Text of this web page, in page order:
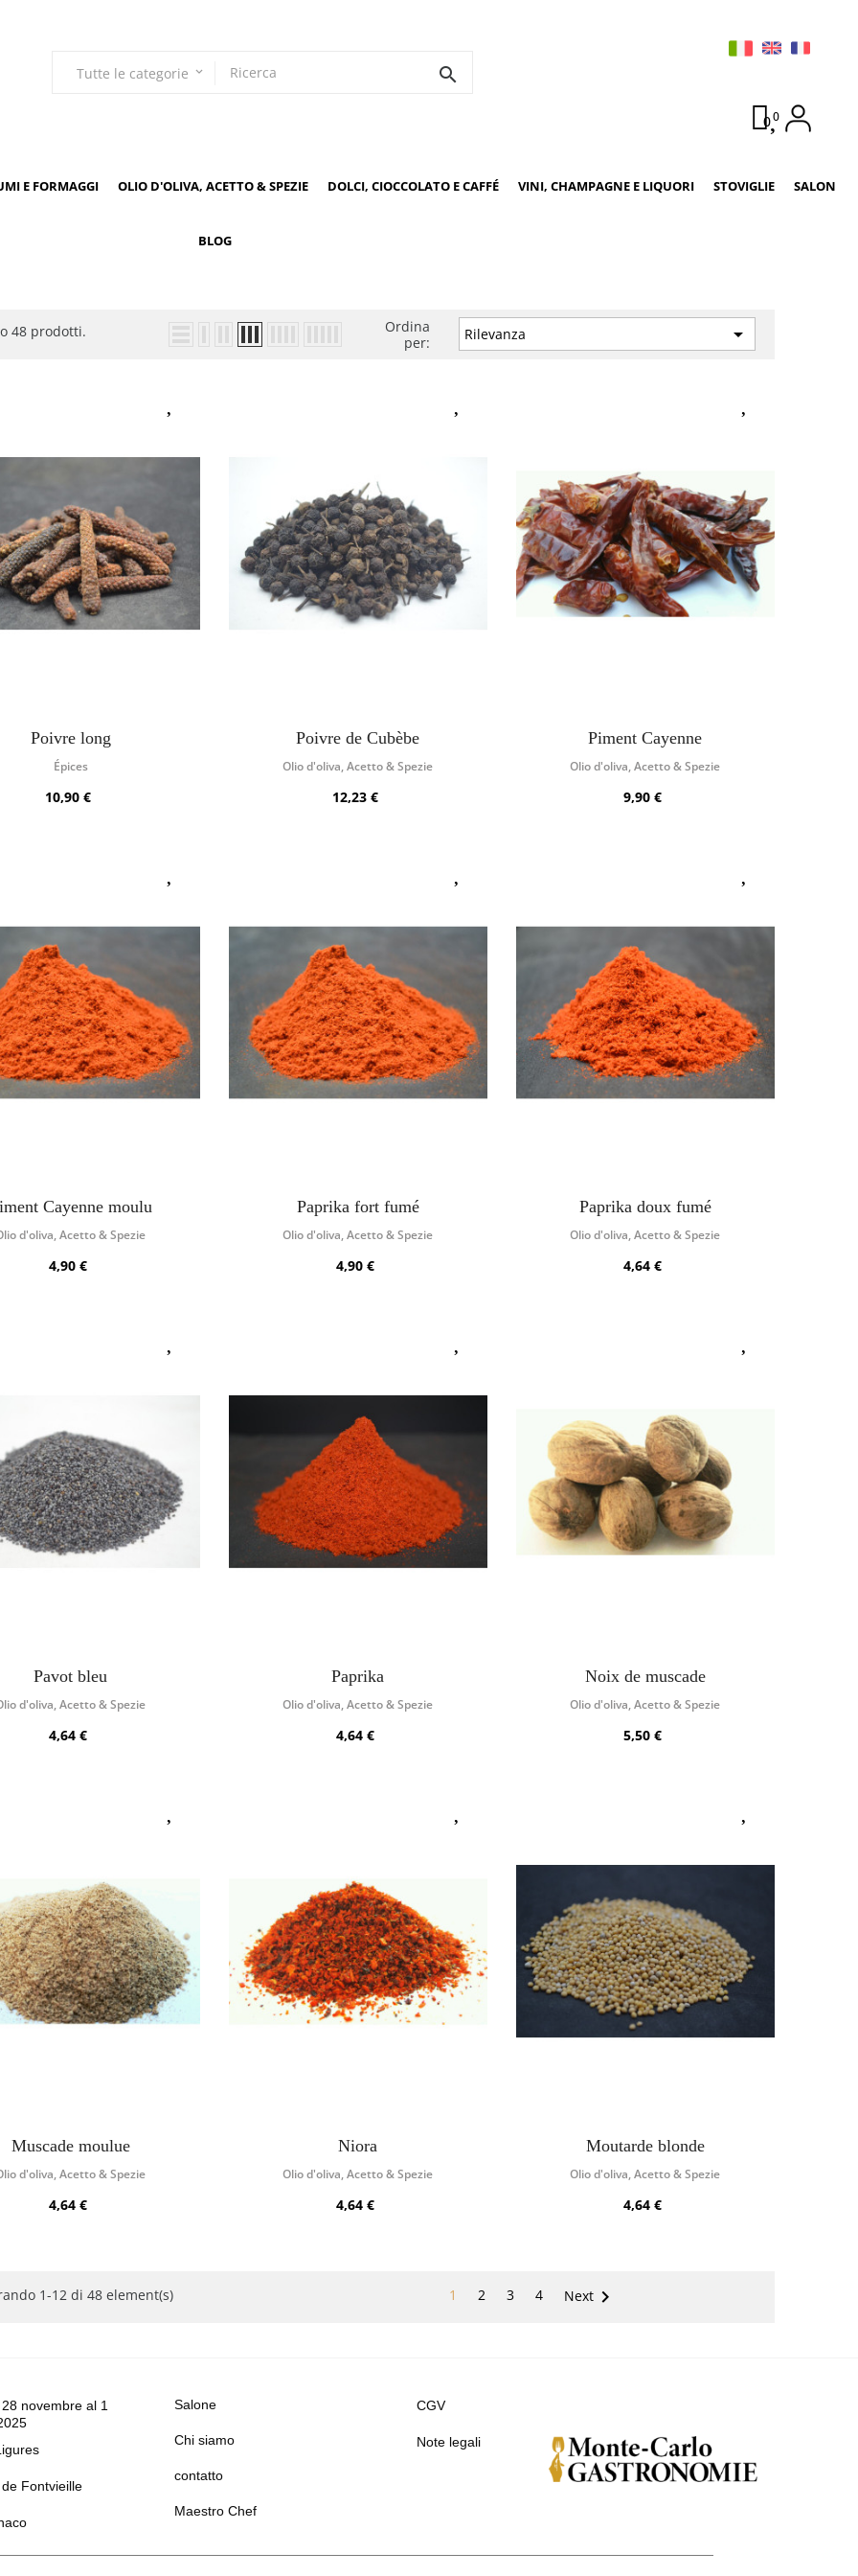
Tutte le categorie keyboard_arrow_down search
00
E FORMAGGI OLIO D'OLIVA, ACETTO & SPEZIE DOLCI, CIOCCOLATO E CAFFÉ VINI, CHAMPAGNE E LIQUORI STOVIGLIE SALON
BLOG
48 prodotti.
Ordina
per:
Rilevanza 
Poivre long
Épices
10,90 €
Poivre de Cubèbe
Olio d'oliva, Acetto & Spezie
12,23 €
Piment Cayenne
Olio d'oliva, Acetto & Spezie
9,90 €
Cayenne moulu
d'oliva, Acetto & Spezie
4,90 €
Paprika fort fumé
Olio d'oliva, Acetto & Spezie
4,90 €
Paprika doux fumé
Olio d'oliva, Acetto & Spezie
4,64 €
Pavot bleu
d'oliva, Acetto & Spezie
4,64 €
Paprika
Olio d'oliva, Acetto & Spezie
4,64 €
Noix de muscade
Olio d'oliva, Acetto & Spezie
5,50 €
Muscade moulue
d'oliva, Acetto & Spezie
4,64 €
Niora
Olio d'oliva, Acetto & Spezie
4,64 €
Moutarde blonde
Olio d'oliva, Acetto & Spezie
4,64 €
1-12 di 48 element(s) 1 2 3 4 Next 
novembre al 1
Fontvieille
Salone
Chi siamo
contatto
Maestro Chef
CGV
Note legali